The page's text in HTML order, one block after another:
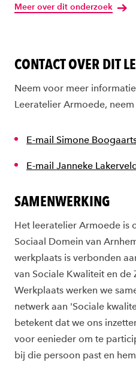
Meer over dit onderzoek
CONTACT OVER DIT
Neem voor meer
Leeratelier Armoede,
E-mail Simone
E-mail Janneke
SAMENWERKING
Het leeratelier Armoede is
Sociaal Domein van
werkplaats is verbonden
van Sociale Kwaliteit en de
Werkplaats werken we
netwerk aan 'Sociale
betekent dat we ons
voor eenieder om te
bij die persoon past en